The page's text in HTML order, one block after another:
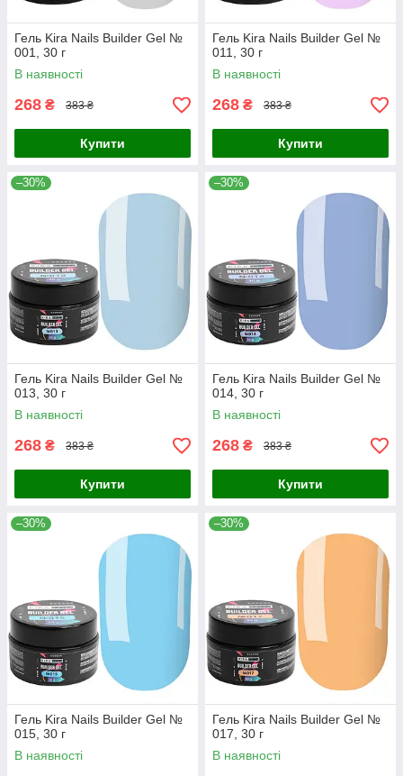
Гель Kira Nails Builder Gel №
001, 30 г
В наявності
268 ₴ 383 ₴
Купити
Гель Kira Nails Builder Gel №
011, 30 г
В наявності
268 ₴ 383 ₴
Купити
–30%
Гель Kira Nails Builder Gel №
013, 30 г
В наявності
268 ₴ 383 ₴
Купити
–30%
Гель Kira Nails Builder Gel №
014, 30 г
В наявності
268 ₴ 383 ₴
Купити
–30%
Гель Kira Nails Builder Gel №
015, 30 г
В наявності
–30%
Гель Kira Nails Builder Gel №
017, 30 г
В наявності